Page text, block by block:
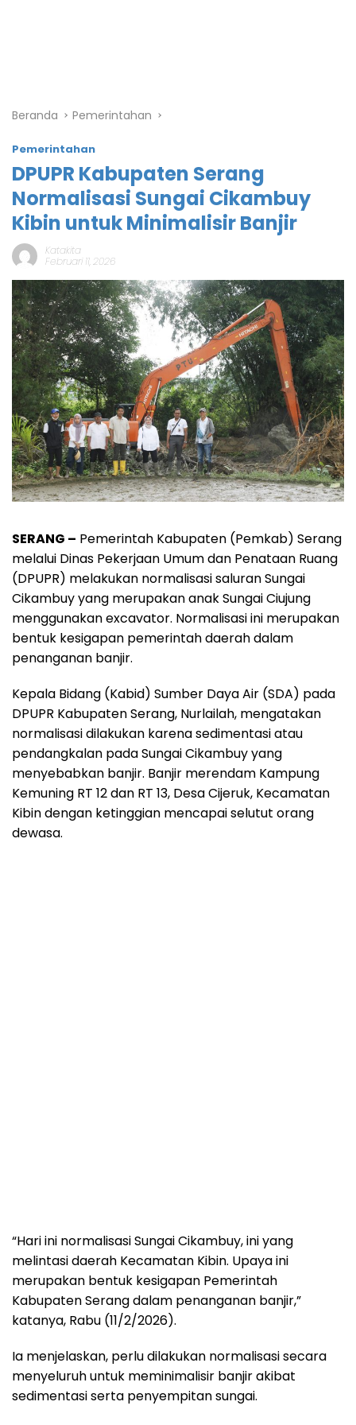
Beranda Pemerintahan
Pemerintahan
DPUPR Kabupaten Serang
Normalisasi Sungai Cikambuy
Kibin untuk Minimalisir Banjir
Katakita
Februari 11, 2026
SERANG – Pemerintah Kabupaten (Pemkab) Serang
melalui Dinas Pekerjaan Umum dan Penataan Ruang
(DPUPR) melakukan normalisasi saluran Sungai
Cikambuy yang merupakan anak Sungai Ciujung
menggunakan excavator. Normalisasi ini merupakan
bentuk kesigapan pemerintah daerah dalam
penanganan banjir.
Kepala Bidang (Kabid) Sumber Daya Air (SDA) pada
DPUPR Kabupaten Serang, Nurlailah, mengatakan
normalisasi dilakukan karena sedimentasi atau
pendangkalan pada Sungai Cikambuy yang
menyebabkan banjir. Banjir merendam Kampung
Kemuning RT 12 dan RT 13, Desa Cijeruk, Kecamatan
Kibin dengan ketinggian mencapai selutut orang
dewasa.
“Hari ini normalisasi Sungai Cikambuy, ini yang
melintasi daerah Kecamatan Kibin. Upaya ini
merupakan bentuk kesigapan Pemerintah
Kabupaten Serang dalam penanganan banjir,”
katanya, Rabu (11/2/2026).
Ia menjelaskan, perlu dilakukan normalisasi secara
menyeluruh untuk meminimalisir banjir akibat
sedimentasi serta penyempitan sungai.